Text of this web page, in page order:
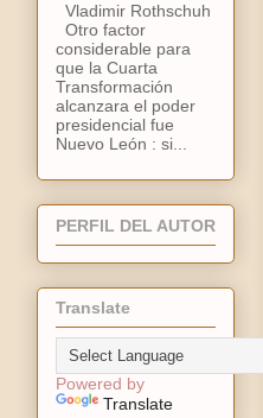
Vladimir Rothschuh
Otro factor
considerable para
que la Cuarta
Transformación
alcanzara el poder
presidencial fue
Nuevo León : si...
PERFIL DEL AUTOR
Translate
Powered by
Translate